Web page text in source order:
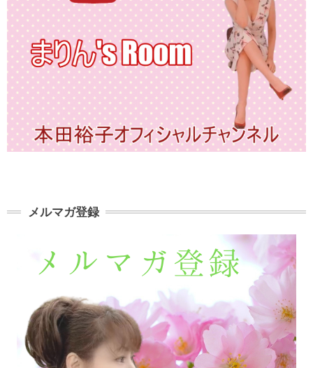
メルマガ登録